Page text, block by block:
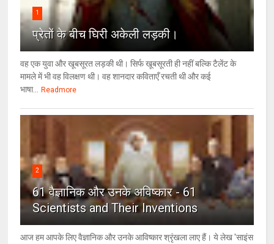
1
प्रेतों के बीच घिरी अकेली लड़की।
वह एक युवा और खूबसूरत लड़की थी। सिर्फ खूबसूरती ही नहीं बल्कि टैलेंट के
मामले में भी वह विलक्षण थी। वह शानदार कविताएँ रचती थी और कई
भाषा...
Readmore
2
61 वैज्ञानिक और उनके अविष्कार - 61
Scientists and Their Inventions
आज हम आपके लिए वैज्ञानिक और उनके आविष्कार श्रृंखला लाए हैं। ये लेख 'साइंस